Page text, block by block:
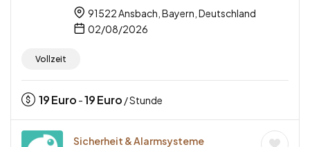
91522 Ansbach, Bayern, Deutschland
02/08/2026
Vollzeit
19Euro -19Euro / Stunde
Sicherheit & Alarmsysteme